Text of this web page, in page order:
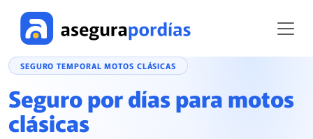
SEGURO TEMPORAL MOTOS CLÁSICAS
Seguro por días para motos
clásicas